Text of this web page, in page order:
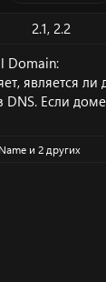
д
н
и
2.1 2.2
Domain:
является
DNS. Если
и 2 других